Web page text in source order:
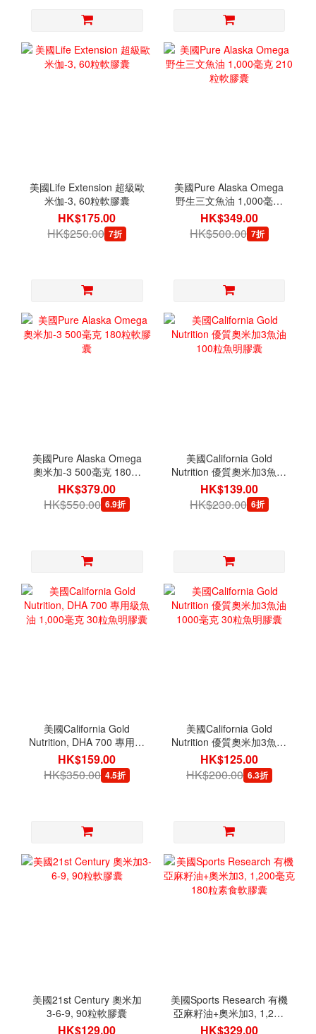
美國Life Extension 超級歐
米伽-3, 60粒軟膠囊
HK$175.00
HK$250.00 7折
美國Pure Alaska Omega
野生三文魚油 1,000毫克
210粒軟膠囊
HK$349.00
HK$500.00 7折
美國Pure Alaska Omega
奧米加-3 500毫克 180粒
軟膠囊
HK$379.00
HK$550.00 6.9折
美國California Gold
Nutrition 優質奧米加3魚油
100粒魚明膠囊
HK$139.00
HK$230.00 6折
美國California Gold
Nutrition, DHA 700 專用級
魚油 1,000毫克 30粒魚明
膠囊
HK$159.00
HK$350.00 4.5折
美國California Gold
Nutrition 優質奧米加3魚油
1000毫克 30粒魚明膠囊
HK$125.00
HK$200.00 6.3折
美國21st Century 奧米加
3-6-9, 90粒軟膠囊
HK$129.00
美國Sports Research 有機
亞麻籽油+奧米加3, 1,200
毫克 180粒素食軟膠囊
HK$329.00